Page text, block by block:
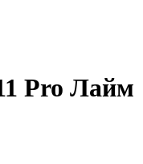
Pro Лайм